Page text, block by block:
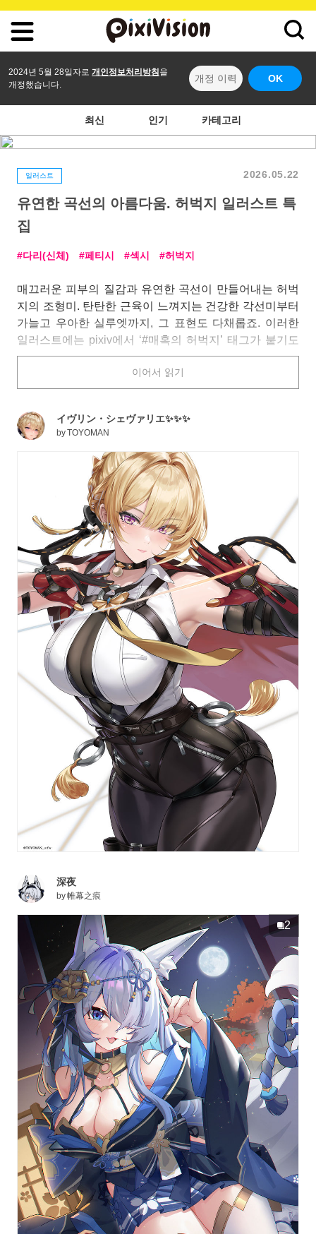
2024년 5월 28일자로 개인정보처리방침 을
개정했습니다.
개정 이력 OK
최신 인기 카테고리
일러스트 2026.05.22
유연한 곡선의 아름다움. 허벅지 일러스트 특
집
다리(신체) 페티시 섹시 허벅지
매끄러운 피부의 질감과 유연한 곡선이 만들어내는 허벅
지의 조형미. 탄탄한 근육이 느껴지는 건강한 각선미부터
가늘고 우아한 실루엣까지, 그 표현도 다채롭죠. 이러한
일러스트에는 pixiv에서 ‘#매혹의 허벅지’ 태그가 붙기도
한답니다.
오늘은 ‘#매혹의 허벅지’ 태그가 설정된 작품들을 중심으
로 허벅지를 테마로 한 일러스트 특집을 준비했습니다. 함
이어서 읽기
イヴリン・シェヴァリエ✨✨✨
byTOYOMAN
深夜
by帷幕之痕
2